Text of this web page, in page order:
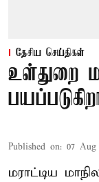
தேசிய செய்திகள்
உள்துறை
Published on: 07 Aug
மராட்டிய